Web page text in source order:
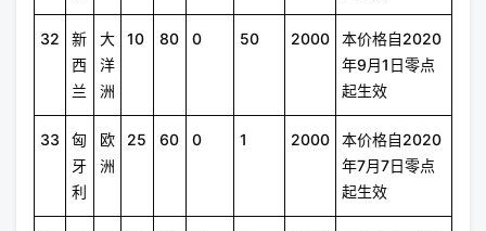
32
新
西
兰
大
洋
洲
10 80 0 50 2000
本价格自2020
年9月1日零点
起生效
33
匈
牙
利
欧
洲
25 60 0 1 2000
本价格自2020
年7月7日零点
起生效